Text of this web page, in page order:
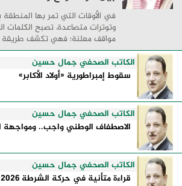
في الأوقات التي تمر بها
وتوترات متصاعدة، تصبح الكلمات
مواقف معلنة؛ فهي تكشف طريقة
إدارتها للأزمات، والحدود التي
الكاتب الصحفي جمال حسين
سقوط إمبراطورية «أولاد الأكابر»
الكاتب الصحفي جمال حسين
الاصطفاف الوطني واجب.. ومواجهة
الكاتب الصحفي جمال حسين
قراءة متأنية في حركة الشرطة 2026